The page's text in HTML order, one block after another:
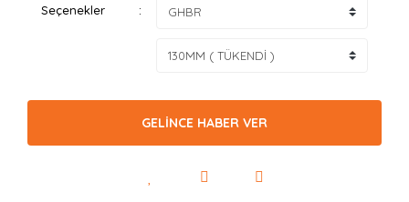
Seçenekler
GELİNCE HABER VER